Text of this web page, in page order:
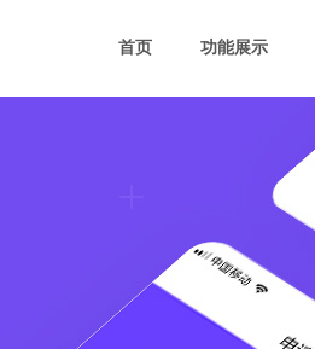
首页 功能展示